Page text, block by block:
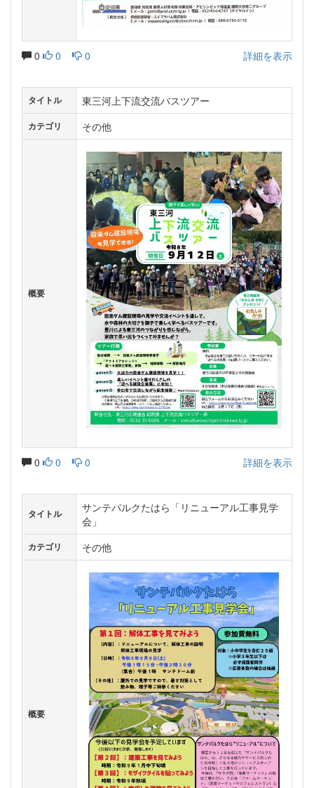
0 0 0 詳細を表示
タイトル 東三河上下流交流バスツアー
カテゴリ その他
概要
0 0 0 詳細を表示
タイトル
サンテパルクたはら「リニューアル工事見学
会」
カテゴリ その他
概要